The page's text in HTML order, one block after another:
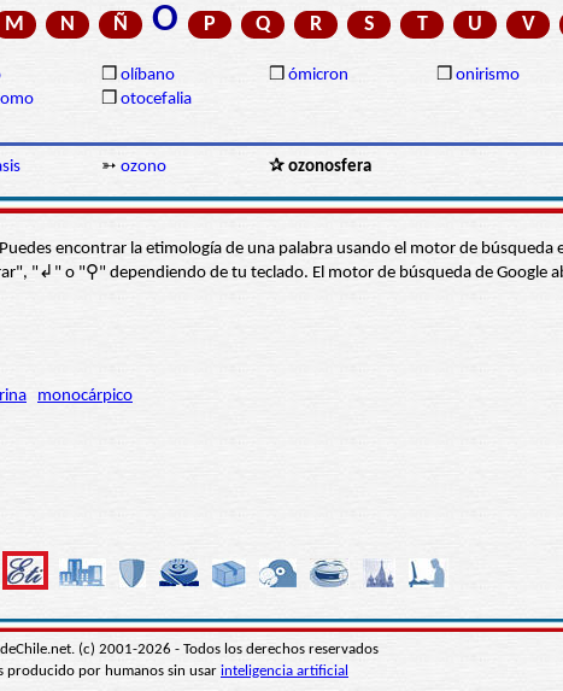
M N Ñ O P Q R S T U V
❒ olíbano ❒ ómicron ❒ onirismo
❒ otocefalia
➳ ozono ✰ ozonosfera
encontrar la etimología de una palabra usando el motor de búsqueda
"↲" o "⚲" dependiendo de tu teclado. El motor de búsqueda de Google
monocárpico
(c) 2001-2026 - Todos los derechos reservados
producido por humanos sin usar inteligencia artificial